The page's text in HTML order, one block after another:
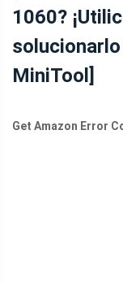
1060?
MiniTool]
Get Amazon Error